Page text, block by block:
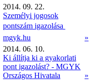
2014. 09. 22.
Személyi jogosok
pontszám igazolása 
mgyk.hu
»
2014. 06. 10.
Ki állítja ki a gyakorlati
pont igazolást? - MGYK
Országos Hivatala
»